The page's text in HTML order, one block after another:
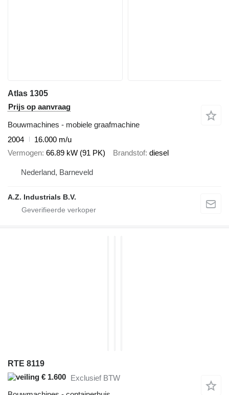
Atlas 1305
Prijs op aanvraag
Bouwmachines - mobiele graafmachine
2004
16.000 m/u
Vermogen 66.89 kW (91 PK) Brandstof diesel
Nederland, Barneveld
A.Z. Industrials B.V.
RTE 8119
€ 1.600 Exclusief BTW